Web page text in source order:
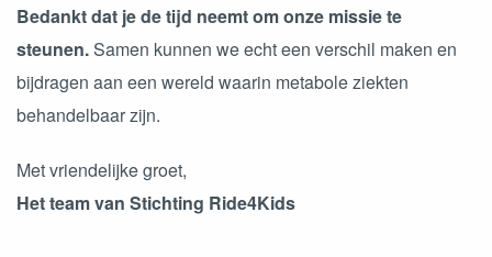
Bedankt dat je de tijd neemt om onze missie te
steunen.Samen kunnen we echt een verschil maken en
bijdragen aan een wereld waarin metabole ziekten
behandelbaar zijn.
Met vriendelijke groet,
Het team van Stichting Ride4Kids